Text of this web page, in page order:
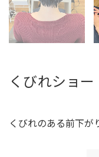
くびれショー
くびれのある前下が